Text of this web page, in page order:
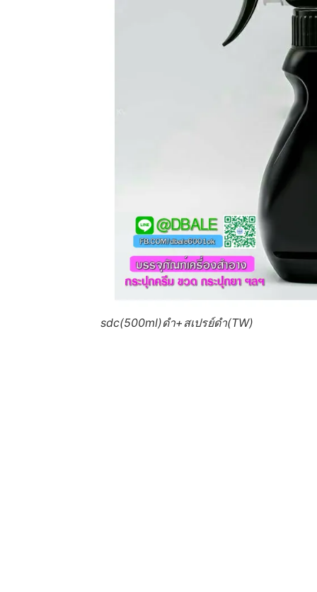
sdc(500ml)ดำ+สเปรย์ดำ(TW)